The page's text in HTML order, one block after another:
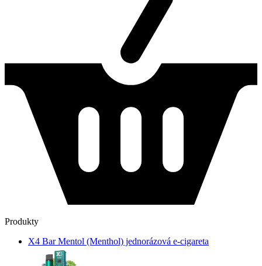
Produkty
X4 Bar Mentol (Menthol) jednorázová e-cigareta